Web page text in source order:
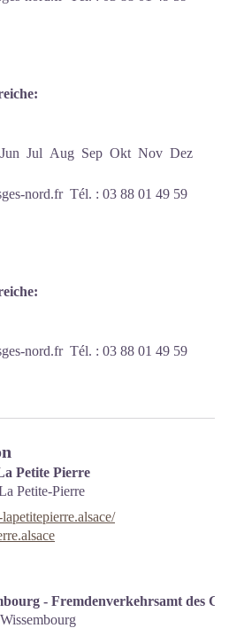
Jun Jul Aug Sep Okt Nov Dez
nord.frTél. : 03 88 01 49 59
nord.frTél. : 03 88 01 49 59
Petite Pierre
Petite-Pierre
- Fremdenverkehrsamt des
Wissembourg